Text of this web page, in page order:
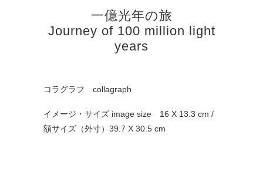
一億光年の旅
Journey of 100 million light
years
コラグラフ collagraph
イメージ・サイズ image size 16 X 13.3 cm /
額サイズ（外寸）39.7 X 30.5 cm